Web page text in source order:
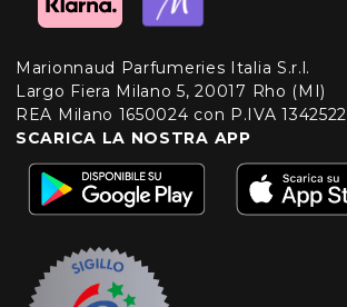
Marionnaud Parfumeries Italia S.r.l.
Largo Fiera Milano 5, 20017 Rho (MI)
REA Milano 1650024 con P.IVA
SCARICA LA NOSTRA APP